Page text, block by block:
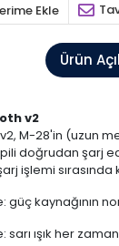
Ekle
Ürün
v2
v2, M-28'in (uzun
pili doğrudan şarj
işlemi
kaynağının
ışık her